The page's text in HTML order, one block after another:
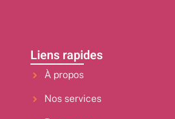
Liens rapides
À propos
Nos services